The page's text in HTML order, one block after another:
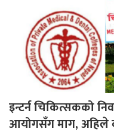
इन्टर्न चिकित्सकको
आयोगसँग माग, अहिले